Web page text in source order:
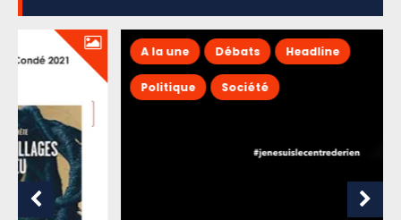
A la une Débats Headline
Société